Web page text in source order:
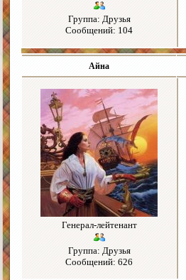
Группа: Друзья
Сообщений: 104
Айна
Генерал-лейтенант
Группа: Друзья
Сообщений: 626